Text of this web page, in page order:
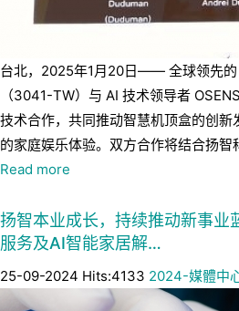
台北，2025年1月20日—— 全球领先的
（3041-TW）与 AI 技术领导者
技术合作，共同推动智慧机顶盒的创新
的家庭娱乐体验。双方合作将结合扬智
Read more
扬智本业成长，持续推动新事业
服务及AI智能家居解…
25-09-2024 Hits:4133 2024-媒體中